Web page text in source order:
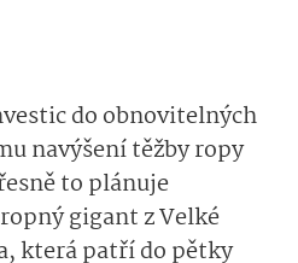
do obnovitelných
navýšení těžby ropy
to plánuje
gigant z Velké
která patří do pětky